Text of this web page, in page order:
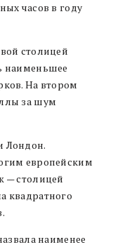
часов в году
столицей
наименьшее
На втором
за шум
Лондон.
европейским
— столицей
квадратного
наименее